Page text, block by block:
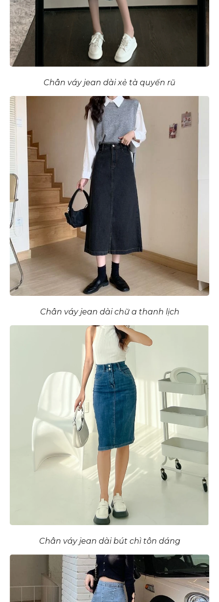
Chân váy jean dài xẻ tà quyến rũ
Chân váy jean dài chữ a thanh lịch
Chân váy jean dài bút chì tôn dáng